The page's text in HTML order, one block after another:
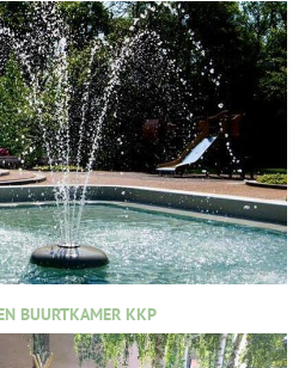
BUURTKAMER KKP